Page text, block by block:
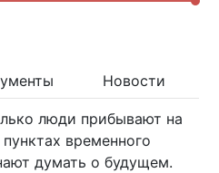
Новости
люди прибывают на
временного
думать о будущем.